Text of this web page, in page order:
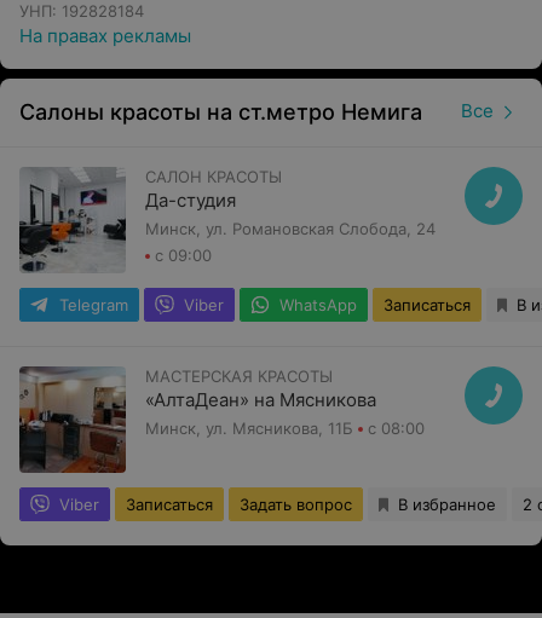
УНП: 192828184
На правах рекламы
Салоны красоты на ст.метро Немига Все
САЛОН КРАСОТЫ
Да-студия
Минск, ул. Романовская Слобода, 24
с 09:00
Telegram Viber WhatsApp Записаться В
МАСТЕРСКАЯ КРАСОТЫ
«АлтаДеан» на Мясникова
Минск, ул. Мясникова, 11Б с 08:00
Viber Записаться Задать вопрос В избранное 2